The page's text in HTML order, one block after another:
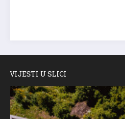
VIJESTI U SLICI